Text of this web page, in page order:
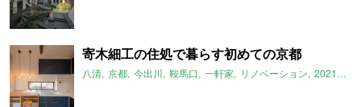
寄木細工の住処で暮らす初めての京都
八清 京都 今出川 鞍馬口 一軒家 リノベーション 2021年4月のおすすめ